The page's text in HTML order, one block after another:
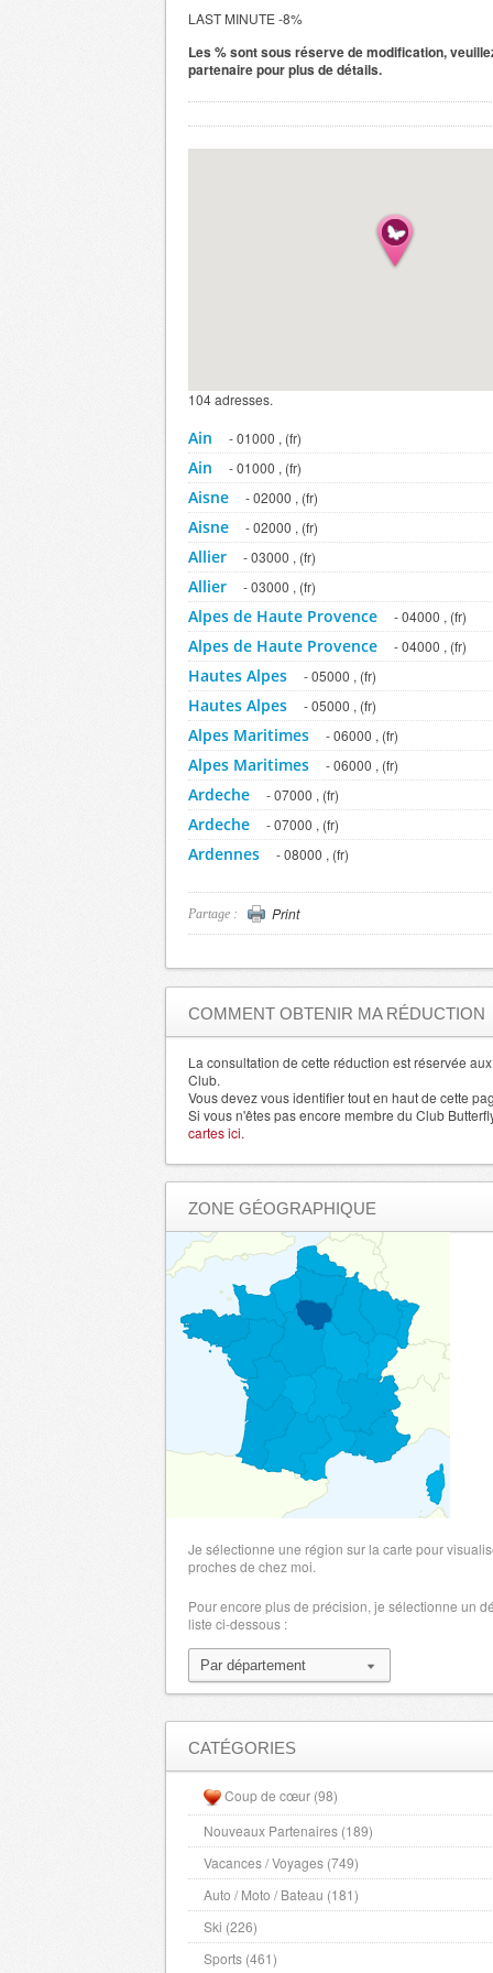
LAST MINUTE -8%
Les % sont sous réserve de modification,
partenaire pour plus de détails.
104 adresses.
Ain - 01000 , (fr)
Ain - 01000 , (fr)
Aisne - 02000 , (fr)
Aisne - 02000 , (fr)
Allier - 03000 , (fr)
Allier - 03000 , (fr)
Alpes de Haute Provence - 04000 , (fr)
Alpes de Haute Provence - 04000 , (fr)
Hautes Alpes - 05000 , (fr)
Hautes Alpes - 05000 , (fr)
Alpes Maritimes - 06000 , (fr)
Alpes Maritimes - 06000 , (fr)
Ardeche - 07000 , (fr)
Ardeche - 07000 , (fr)
Ardennes - 08000 , (fr)
Ariege - 09000 , (fr)
Aube - 10000 , (fr)
Aude
Aveyron - 12000 , (fr)
Bouches du Rhone - 13000 , (fr)
Calvados - 14000 , (fr)
Cantal - 15000 , (fr)
Charente Maritime - 17000 , (fr)
Cher - 18000 , (fr)
Correze - 19000 , (fr)
Corse du Sud - 20000 , (fr)
Haute Corse - 20200 , (fr)
Cote d'Or - 21000 , (fr)
Cotes d'Armor - 22000 , (fr)
- 23000 , (fr)
Dordogne - 24000 , (fr)
Doubs - 25000 , (fr)
- 26000 , (fr)
- 27000 , (fr)
Gard - 30000 , (fr)
Haute Garonne
Gers - 32000 , (fr)
Gironde - 33000 , (fr)
Herault - 34000 , (fr)
Ille et Vilaine
Indre - 36000 , (fr)
Indre et Loire - 37000 , (fr)
Isere - 38000 , (fr)
Jura - 39000 , (fr)
Landes - 40000 , (fr)
Loir et Cher - 41000 , (fr)
Loire - 42000 , (fr)
Haute Loire
Partage : Print
COMMENT OBTENIR MA RÉDUCTION
La consultation de cette réduction est réservée
Club.
Vous devez vous identifier tout en haut de cette
Si vous n'êtes pas encore membre du Club
cartes ici.
ZONE GÉOGRAPHIQUE
Je sélectionne une région sur la carte pour
proches de chez moi.
Pour encore plus de précision, je sélectionne un
liste ci-dessous :
CATÉGORIES
Coup de cœur (98)
Nouveaux Partenaires (189)
Vacances / Voyages (749)
Auto / Moto / Bateau (181)
Ski (226)
Sports (461)